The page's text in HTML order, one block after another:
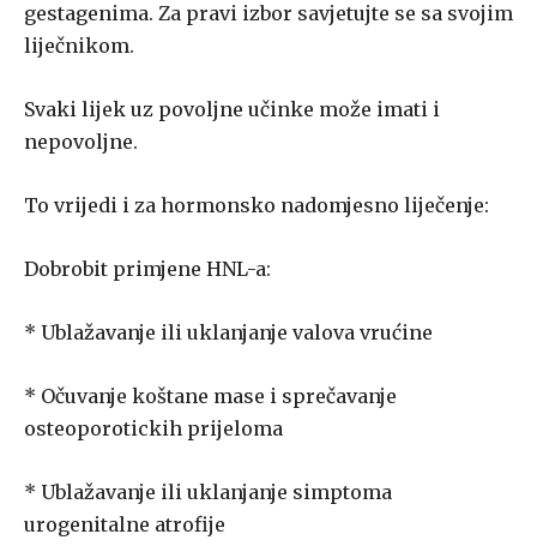
gestagenima. Za pravi izbor savjetujte se sa svojim
liječnikom.
Svaki lijek uz povoljne učinke može imati i
nepovoljne.
To vrijedi i za hormonsko nadomjesno liječenje:
Dobrobit primjene HNL-a:
* Ublažavanje ili uklanjanje valova vrućine
* Očuvanje koštane mase i sprečavanje
osteoporotickih prijeloma
* Ublažavanje ili uklanjanje simptoma
urogenitalne atrofije